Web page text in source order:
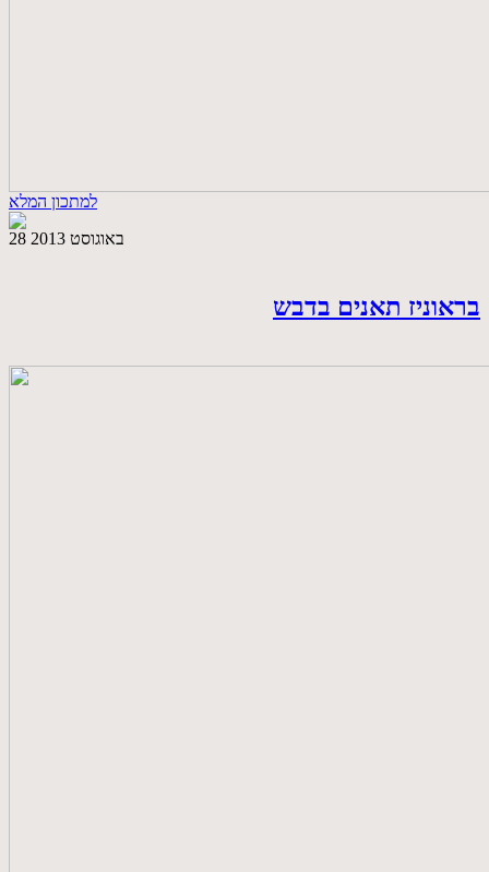
למתכון המלא
28 באוגוסט 2013
בראוניז תאנים בדבש